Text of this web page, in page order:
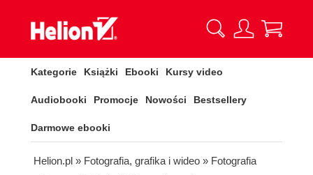
Kategorie Książki Ebooki Kursy video
Audiobooki Promocje Nowości Bestsellery
Darmowe ebooki
Helion.pl » Fotografia, grafika i wideo » Fotografia